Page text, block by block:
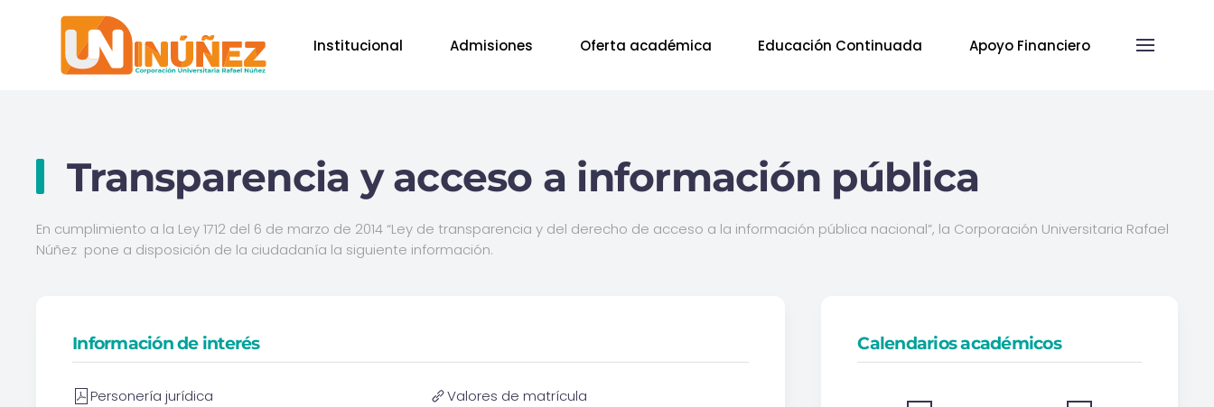
Skip to main content Institucional Admisiones Oferta académica Educación Continuada Apoyo Financiero
Transparencia y acceso a información pública
En cumplimiento a la Ley 1712 del 6 de marzo de 2014 “Ley de transparencia y del derecho de acceso a la información pública nacional”, la Corporación Universitaria Rafael
Núñez pone a disposición de la ciudadanía la siguiente información.
Información de interés
Personería jurídica
Valores de matrícula
Calendarios académicos